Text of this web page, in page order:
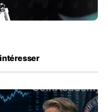
euros sans prévenir la